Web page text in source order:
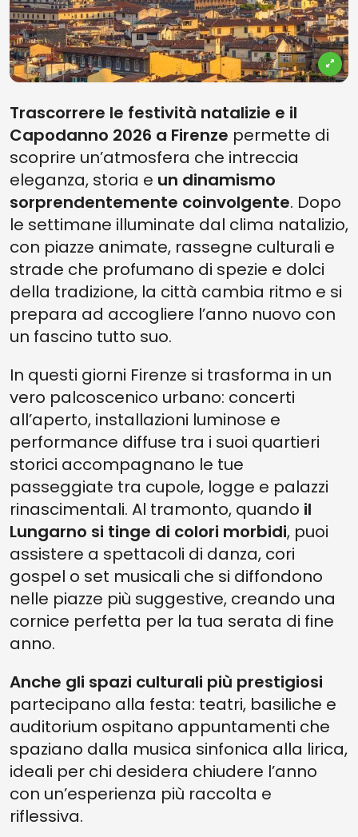
Trascorrere le festività natalizie e il
Capodanno 2026 a Firenze permette di
scoprire un’atmosfera che intreccia
eleganza, storia e un dinamismo
sorprendentemente coinvolgente. Dopo
le settimane illuminate dal clima natalizio,
con piazze animate, rassegne culturali e
strade che profumano di spezie e dolci
della tradizione, la città cambia ritmo e si
prepara ad accogliere l’anno nuovo con
un fascino tutto suo.
In questi giorni Firenze si trasforma in un
vero palcoscenico urbano: concerti
all’aperto, installazioni luminose e
performance diffuse tra i suoi quartieri
storici accompagnano le tue
passeggiate tra cupole, logge e palazzi
rinascimentali. Al tramonto, quando il
Lungarno si tinge di colori morbidi, puoi
assistere a spettacoli di danza, cori
gospel o set musicali che si diffondono
nelle piazze più suggestive, creando una
cornice perfetta per la tua serata di fine
anno.
Anche gli spazi culturali più prestigiosi
partecipano alla festa: teatri, basiliche e
auditorium ospitano appuntamenti che
spaziano dalla musica sinfonica alla lirica,
ideali per chi desidera chiudere l’anno
con un’esperienza più raccolta e
riflessiva.